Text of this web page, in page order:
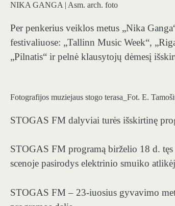
NIKA GANGA | Asm. arch. foto
Per penkerius veiklos metus „Nika
festivaliuose: „Tallinn Music Week“,
„Pilnatis“ ir pelnė klausytojų dėmesį
Fotografijos muziejaus stogo terasa_Fot. E.
STOGAS FM dalyviai turės išskirtinę
STOGAS FM programą birželio 18 d.
scenoje pasirodys elektrinio smuiko
STOGAS FM – 23-iuosius gyvavimo